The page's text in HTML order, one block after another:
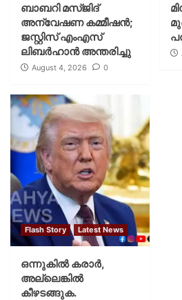
ബാബറി മസ്ജിദ്
അന്വേഷണ കമ്മീഷന്‍;
ജസ്റ്റിസ് എംഎസ്
ലിബര്‍ഹാന്‍ അന്തരിച്ചു
August 4, 2026 0
Flash Story Latest News
ഒന്നുകില്‍ കരാര്‍,
അല്ലെങ്കില്‍
കീഴടങ്ങുക.